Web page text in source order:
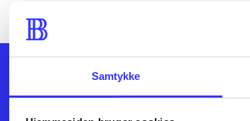
Samtykke
Bibliotek.dk er en samlet indgang